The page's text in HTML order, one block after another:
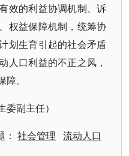
效的利益协调机制、诉
权益保障机制，统筹协
划生育引起的社会矛盾
人口利益的不正之风，
。
委副主任）
：社会管理 流动人口